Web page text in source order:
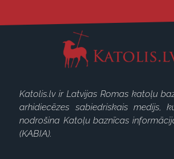
Katolis.lv ir Latvijas Romas katoļu
arhidiecēzes sabiedriskais medijs,
nodrošina Katoļu baznīcas
(KABIA).